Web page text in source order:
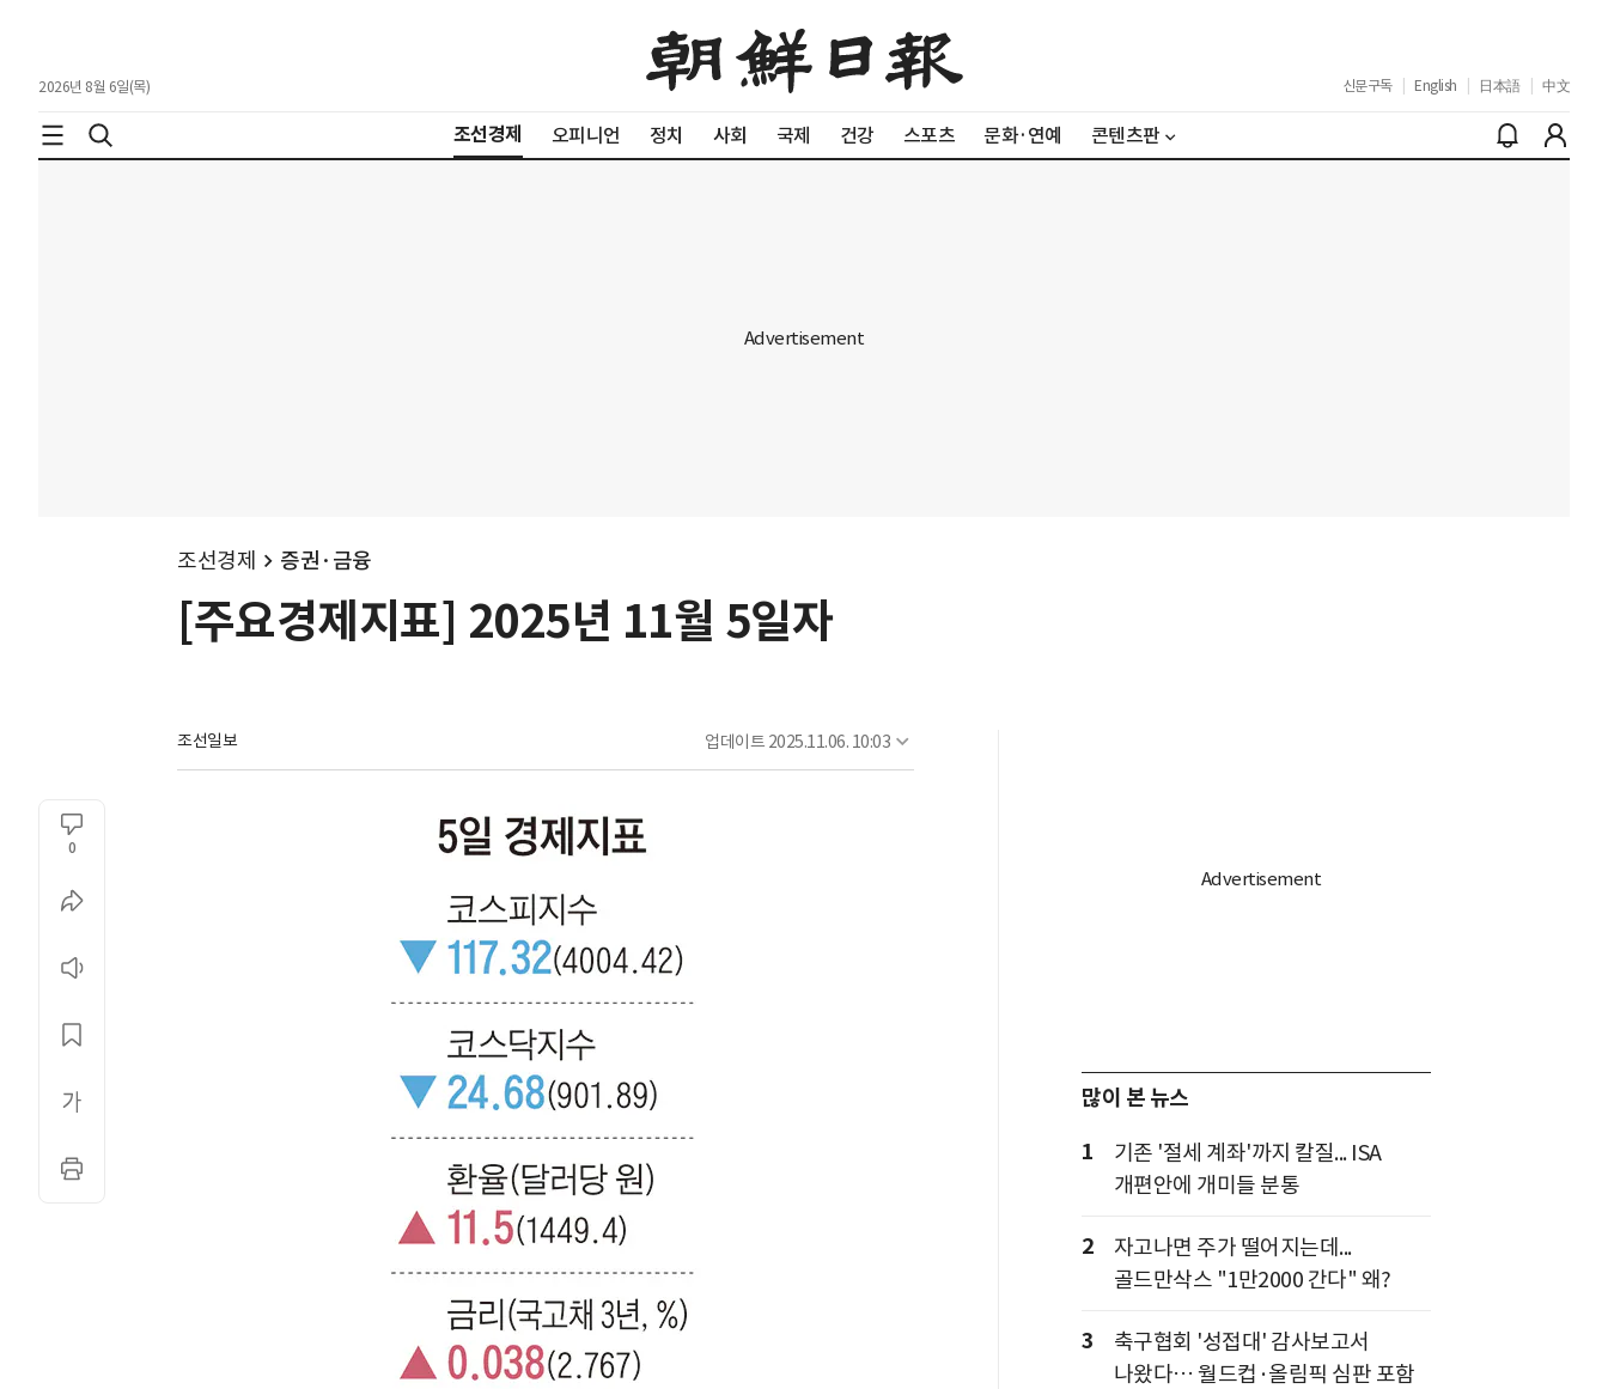
2026년 8월 6일(목) 신문구독 English 日本語 中文
조선경제 오피니언 정치 사회 국제 건강 스포츠 문화·연예 콘텐츠판
조선경제 증권·금융
[주요경제지표] 2025년 11월 5일자
조선일보 업데이트 2025.11.06. 10:03
0
많이 본 뉴스
1
기존 '절세 계좌'까지 칼질... ISA
개편안에 개미들 분통
2
자고나면 주가 떨어지는데...
골드만삭스 "1만2000 간다" 왜?
3
축구협회 '성접대' 감사보고서
나왔다… 월드컵·올림픽 심판 포함